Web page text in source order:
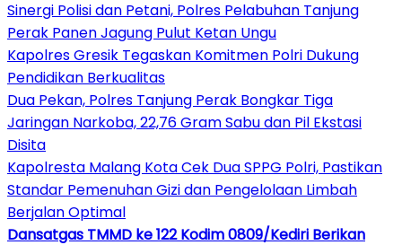
Sinergi Polisi dan Petani, Polres Pelabuhan Tanjung
Perak Panen Jagung Pulut Ketan Ungu
Kapolres Gresik Tegaskan Komitmen Polri Dukung
Pendidikan Berkualitas
Dua Pekan, Polres Tanjung Perak Bongkar Tiga
Jaringan Narkoba, 22,76 Gram Sabu dan Pil Ekstasi
Disita
Kapolresta Malang Kota Cek Dua SPPG Polri, Pastikan
Standar Pemenuhan Gizi dan Pengelolaan Limbah
Berjalan Optimal
Dansatgas TMMD ke 122 Kodim 0809/Kediri Berikan